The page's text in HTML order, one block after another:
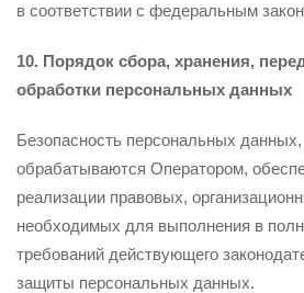
в соответствии с федеральным
10. Порядок сбора, хранения,
обработки персональных данных
Безопасность персональных
обрабатываются Оператором,
реализации правовых,
необходимых для выполнения в
требований действующего
защиты персональных данных.